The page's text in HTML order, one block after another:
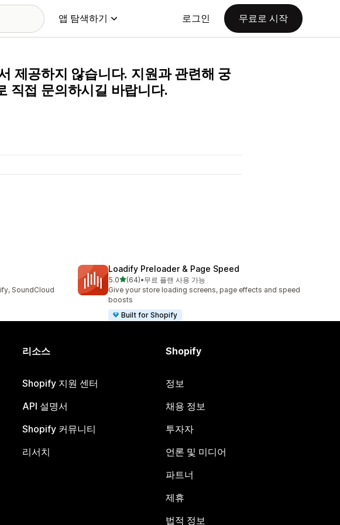
앱 탐색하기 로그인 무료로 시작
제공하지 않습니다. 지원과 관련해 궁
직접 문의하시길 바랍니다.
SoundCloud
Loadify Preloader & Page Speed
5.0별 5개 중
(64)
총 리뷰 64개
•무료 플랜 사용 가능
Give your store loading screens, page effects and speed
boosts
Built for Shopify
리소스
Shopify 지원 센터
API 설명서
Shopify 커뮤니티
리서치
Shopify
정보
채용 정보
투자자
언론 및 미디어
파트너
제휴
법적 정보